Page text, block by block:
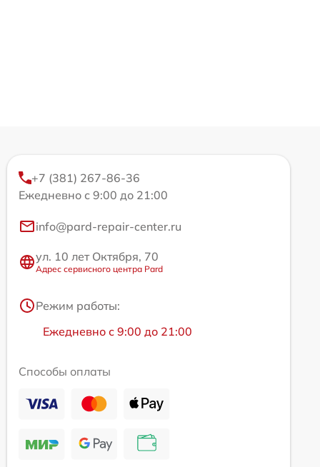
+7 (381) 267-86-36
Ежедневно с 9:00 до 21:00
info@pard-repair-center.ru
ул. 10 лет Октября, 70
Адрес сервисного центра Pard
Режим работы:
Ежедневно с 9:00 до 21:00
Способы оплаты